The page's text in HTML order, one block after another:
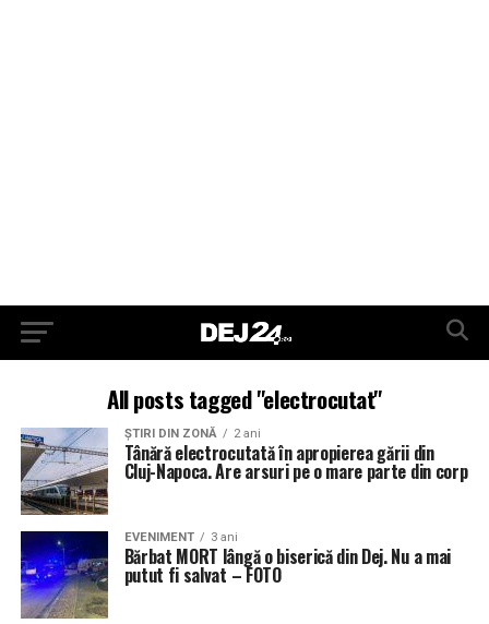
All posts tagged "electrocutat"
ŞTIRI DIN ZONĂ 2 ani
Tânără electrocutată în apropierea gării din
Cluj-Napoca. Are arsuri pe o mare parte din corp
EVENIMENT 3 ani
Bărbat MORT lângă o biserică din Dej. Nu a mai
putut fi salvat – FOTO